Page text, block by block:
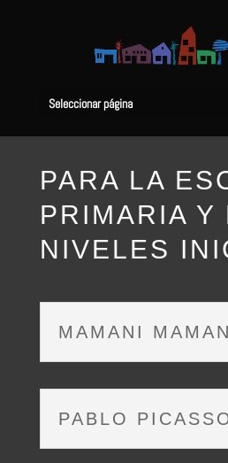
Seleccionar página
PARA LA
PRIMARIA Y
NIVELES
MAMANI
PABLO